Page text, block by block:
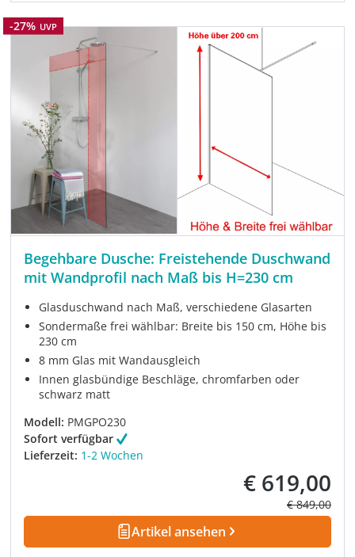
Rabatt
-27% UVP
Begehbare Dusche: Freistehende Duschwand
mit Wandprofil nach Maß bis H=230 cm
Glasduschwand nach Maß, verschiedene Glasarten
Sondermaße frei wählbar: Breite bis 150 cm, Höhe bis
230 cm
8 mm Glas mit Wandausgleich
Innen glasbündige Beschläge, chromfarben oder
schwarz matt
Modell: PMGPO230
Sofort verfügbar
Lieferzeit: 1-2 Wochen
Verkaufspreis:
€ 619,00
Regulärer
€ 849,00
Artikel ansehen